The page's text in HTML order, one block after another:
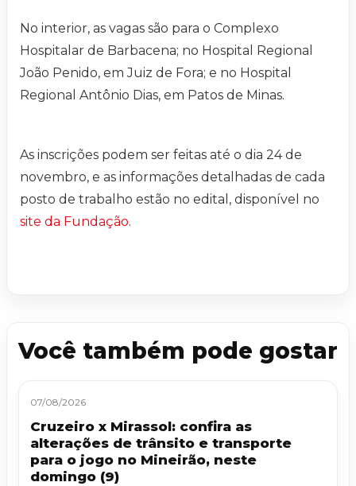
No interior, as vagas são para o Complexo
Hospitalar de Barbacena; no Hospital Regional
João Penido, em Juiz de Fora; e no Hospital
Regional Antônio Dias, em Patos de Minas.
As inscrições podem ser feitas até o dia 24 de
novembro, e as informações detalhadas de cada
posto de trabalho estão no edital, disponível no
site da Fundação.
Você também pode gostar
07/08/2026
Cruzeiro x Mirassol: confira as
alterações de trânsito e transporte
para o jogo no Mineirão, neste
domingo (9)